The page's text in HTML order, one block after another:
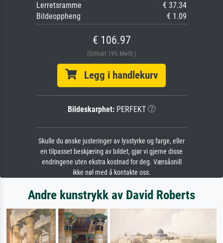
Lerretsramme
€ 37.34
Bildeoppheng
€ 1.09
€ 106.97
(Enthält 19% MwSt.)
Legg i handlekurv
Bildeskarphet:PERFEKT
Skulle du ønske justeringer av lysstyrke og farge, eller
en tilpasset beskjæring av bildet, gjør vi gjerne disse
endringene uten ekstra kostnad for deg. Værsåsnill
ikke nøl med å kontakte oss.
Andre kunstrykk av David Roberts